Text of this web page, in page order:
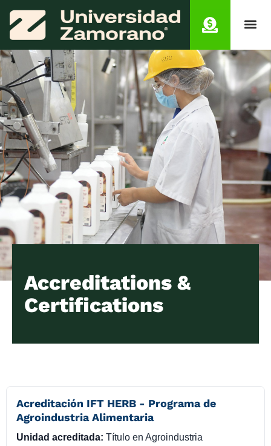
Accreditations &
Certifications
Acreditación IFT HERB - Programa de
Agroindustria Alimentaria
Unidad acreditada: Título en Agroindustria